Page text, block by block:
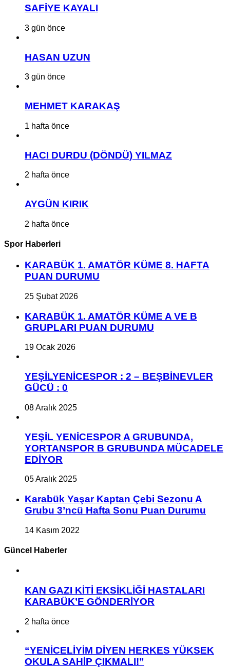
SAFİYE KAYALI
3 gün önce
HASAN UZUN
3 gün önce
MEHMET KARAKAŞ
1 hafta önce
HACI DURDU (DÖNDÜ) YILMAZ
2 hafta önce
AYGÜN KIRIK
2 hafta önce
Spor Haberleri
KARABÜK 1. AMATÖR KÜME 8. HAFTA
PUAN DURUMU
25 Şubat 2026
KARABÜK 1. AMATÖR KÜME A VE B
GRUPLARI PUAN DURUMU
19 Ocak 2026
YEŞİLYENİCESPOR : 2 – BEŞBİNEVLER
GÜCÜ : 0
08 Aralık 2025
YEŞİL YENİCESPOR A GRUBUNDA,
YORTANSPOR B GRUBUNDA MÜCADELE
EDİYOR
05 Aralık 2025
Karabük Yaşar Kaptan Çebi Sezonu A
Grubu 3’ncü Hafta Sonu Puan Durumu
14 Kasım 2022
Güncel Haberler
KAN GAZI KİTİ EKSİKLİĞİ HASTALARI
KARABÜK’E GÖNDERİYOR
2 hafta önce
“YENİCELİYİM DİYEN HERKES YÜKSEK
OKULA SAHİP ÇIKMALI!”